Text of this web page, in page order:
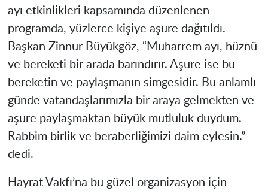
ayı etkinlikleri kapsamında düzenlenen
programda, yüzlerce kişiye aşure dağıtıldı.
Başkan Zinnur Büyükgöz, “Muharrem ayı, hüznü
ve bereketi bir arada barındırır. Aşure ise bu
bereketin ve paylaşmanın simgesidir. Bu anlamlı
günde vatandaşlarımızla bir araya gelmekten ve
aşure paylaşmaktan büyük mutluluk duydum.
Rabbim birlik ve beraberliğimizi daim eylesin.”
dedi.
Hayrat Vakfı’na bu güzel organizasyon için